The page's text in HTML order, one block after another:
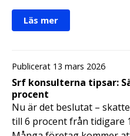
Läs mer
Publicerat 13 mars 2026
Srf konsulterna tipsar:
procent
Nu är det beslutat –
till 6 procent från tidigare